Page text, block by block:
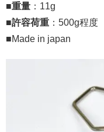
■重量 ：11g
■許容荷重 ：500g程度
■Made in japan